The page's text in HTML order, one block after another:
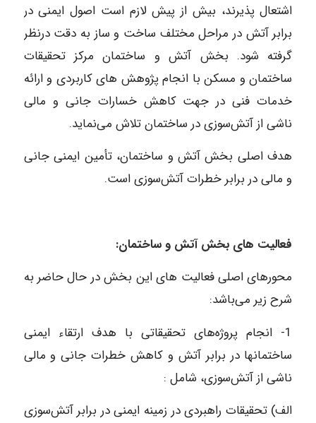
اشتعال‌ پذیرند، بیش از پیش لازم است اصول ایمنی در
برابر آتش در مراحل مختلف ساخت و ساز به دقت درنظر
گرفته شود. بخش آتش و ساختمان مرکز تحقیقات
ساختمان و مسکن با انجام پژوهش های کاربردی و ارائه
خدمات فنی در جهت کاهش خسارات جانی و مالی
ناشی از آتش‌سوزی در ساختمان تلاش می‌نماید.
هدف اصلی بخش آتش و ساختمان، تأمین ایمنی جانی
و مالی در برابر خطرات آتش‌سوزی است.
فعالیت های بخش آتش و ساختمان:
محورهای اصلی فعالیت های این بخش در حال حاضر به
شرح زیر می‌باشد:
1- انجام پروژه‌های تحقیقاتی با هدف ارتقاء ایمنی
ساختمانها در برابر آتش و کاهش خطرات جانی و مالی
ناشی از آتش‌سوزی، شامل :
الف) تحقیقات راهبردی در زمینه ایمنی در برابر آتش‌سوزی